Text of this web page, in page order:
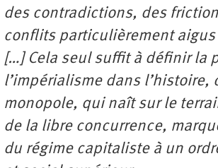
des contradictions, des
conflits particulièrement
[…] Cela seul suffit à définir la
l’impérialisme dans l’histoire,
monopole, qui naît sur le
de la libre concurrence,
du régime capitaliste à un